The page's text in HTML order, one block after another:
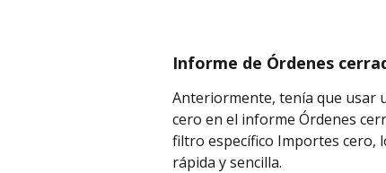
Informe de Órdenes
Anteriormente, tenía que usar
cero en el informe Órdenes
filtro específico Importes cero,
rápida y sencilla.